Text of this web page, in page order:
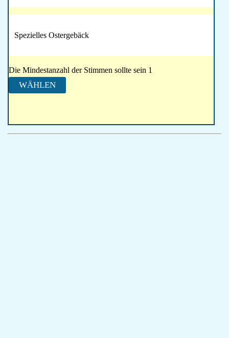
Spezielles Ostergebäck
Die Mindestanzahl der Stimmen sollte sein 1